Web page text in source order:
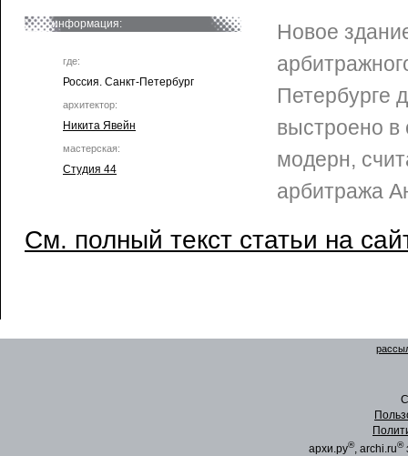
информация:
где:
Россия. Санкт-Петербург
архитектор:
Никита Явейн
мастерская:
Студия 44
Новое
Петербурге
выстроено в
модерн,
арбитража
См. полный текст статьи на
архи.ру®, archi.ru®